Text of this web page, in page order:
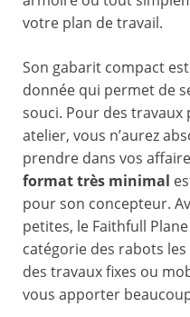
votre plan de travail.
Son gabarit compact
donnée qui permet de
souci. Pour des
atelier, vous n’aurez
prendre dans vos
format très minimal
pour son concepteur.
petites, le Faithfull
catégorie des rabots
des travaux fixes ou
vous apporter